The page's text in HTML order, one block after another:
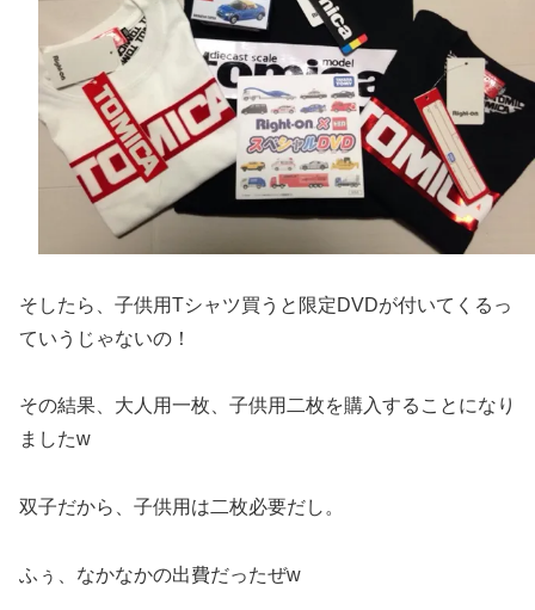
そしたら、子供用Tシャツ買うと限定DVDが付いてくるっ
ていうじゃないの！
その結果、大人用一枚、子供用二枚を購入することになり
ましたw
双子だから、子供用は二枚必要だし。
ふぅ、なかなかの出費だったぜw